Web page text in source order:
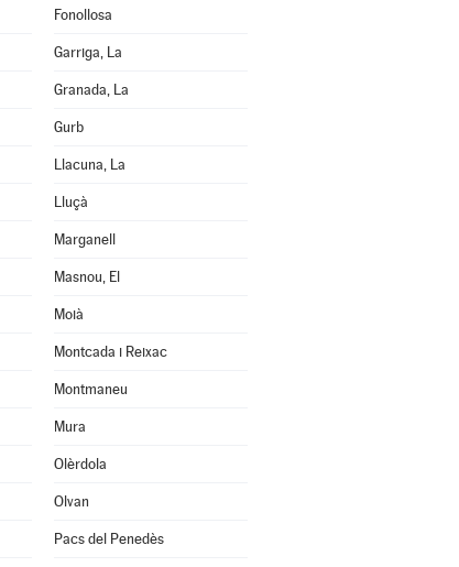
Fonollosa
Garriga, La
Granada, La
Gurb
Llacuna, La
Lluçà
Marganell
Masnou, El
Moià
Montcada i Reixac
Montmaneu
Mura
Olèrdola
Olvan
Pacs del Penedès